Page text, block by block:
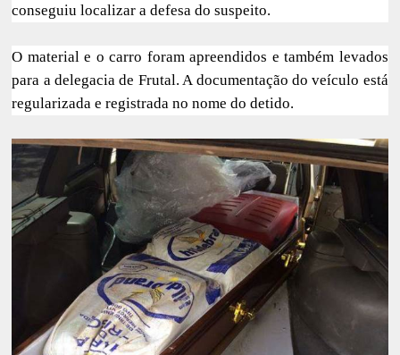
conseguiu localizar a defesa do suspeito.
O material e o carro foram apreendidos e também levados
para a delegacia de Frutal. A documentação do veículo está
regularizada e registrada no nome do detido.